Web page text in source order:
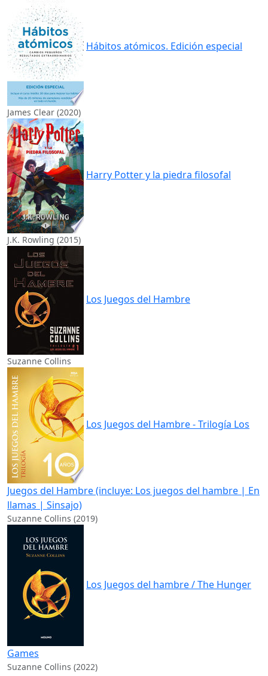
Hábitos atómicos. Edición especial
James Clear (2020)
Harry Potter y la piedra filosofal
J.K. Rowling (2015)
Los Juegos del Hambre
Suzanne Collins
Los Juegos del Hambre - Trilogía Los
Juegos del Hambre (incluye: Los juegos del hambre | En
llamas | Sinsajo)
Suzanne Collins (2019)
Los Juegos del hambre / The Hunger
Games
Suzanne Collins (2022)